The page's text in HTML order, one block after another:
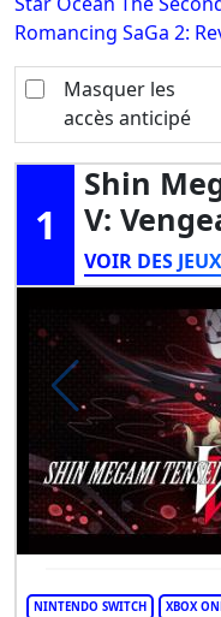
Romancing SaGa 2:
Masquer les
accès anticipé
1
Shin
V:
VOIR DES
NINTENDO SWITCH XBOX